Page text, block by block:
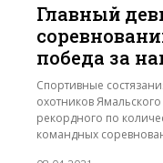
Главный
победа за
Спортивные
охотников
рекордного по количеству
командных